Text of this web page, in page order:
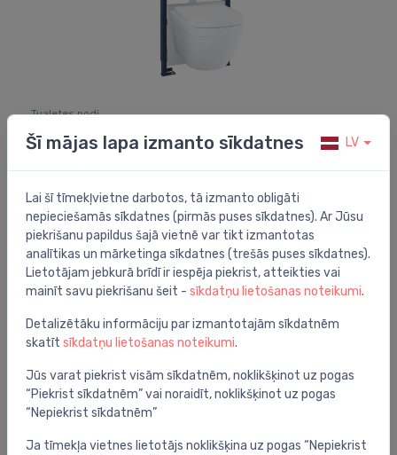
Tualetes podi
komplekts-pods ar SC vāku EuroCeramic Triple
Vortex, rāmis, taustiņš Arena Cosmo,
499.00 € 862.00 €
Laba cena -54%
Šī mājas lapa izmanto sīkdatnes LV
Lai šī tīmekļvietne darbotos, tā izmanto obligāti
nepieciešamās sīkdatnes (pirmās puses sīkdatnes). Ar Jūsu
piekrišanu papildus šajā vietnē var tikt izmantotas
analītikas un mārketinga sīkdatnes (trešās puses sīkdatnes).
Lietotājam jebkurā brīdī ir iespēja piekrist, atteikties vai
mainīt savu piekrišanu šeit - sīkdatņu lietošanas noteikumi.
Detalizētāku informāciju par izmantotajām sīkdatnēm
skatīt sīkdatņu lietošanas noteikumi.
Jūs varat piekrist visām sīkdatnēm, noklikšķinot uz pogas
“Piekrist sīkdatnēm” vai noraidīt, noklikšķinot uz pogas
“Nepiekrist sīkdatnēm”
Ja tīmekļa vietnes lietotājs noklikšķina uz pogas “Nepiekrist